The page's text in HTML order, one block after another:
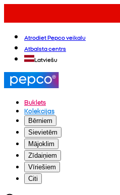
Atrodiet Pepco veikalu
Atbalsta centrs
Latviešu
Buklets
Kolekcijas
Bērniem
Sievietēm
Mājoklim
Zīdaiņiem
Vīriešiem
Citi